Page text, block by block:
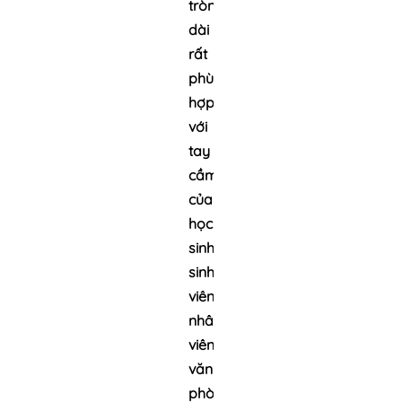
tròn,
dài
rất
phù
hợp
với
tay
cầm
của
học
sinh,
sinh
viên,
nhân
viên
văn
phòng.